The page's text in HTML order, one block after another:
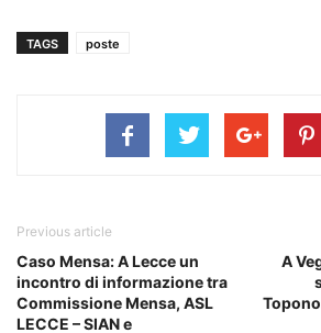
TAGS poste
Previous article
Caso Mensa: A Lecce un
incontro di informazione tra
Commissione Mensa, ASL
LECCE – SIAN e
A